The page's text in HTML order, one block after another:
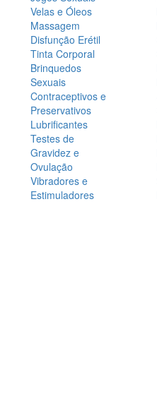
Velas e Óleos
Massagem
Disfunção Erétil
Tinta Corporal
Brinquedos
Sexuais
Contraceptivos e
Preservativos
Lubrificantes
Testes de
Gravidez e
Ovulação
Vibradores e
Estimuladores